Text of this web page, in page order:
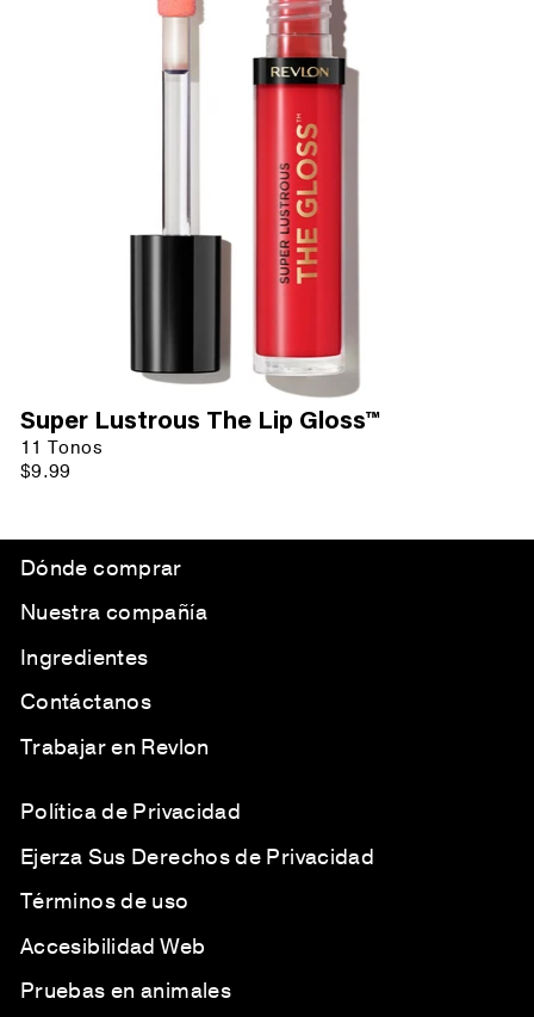
Super Lustrous The Lip Gloss™
11 Tonos
$9.99
Dónde comprar
Nuestra compañía
Ingredientes
Contáctanos
Trabajar en Revlon
Política de Privacidad
Ejerza Sus Derechos de Privacidad
Términos de uso
Accesibilidad Web
Pruebas en animales